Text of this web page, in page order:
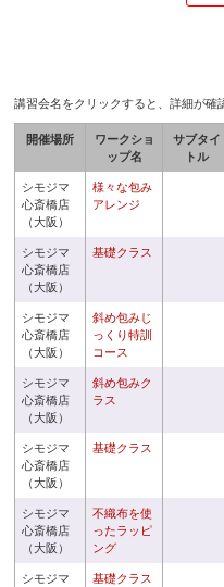
講習会名をクリックすると、詳細が確
開催場所
ワークショ
ップ名
サブタイ
トル
シモジマ
心斎橋店
（大阪）
様々な包み
アレンジ
シモジマ
心斎橋店
（大阪）
基礎クラス
シモジマ
心斎橋店
（大阪）
斜め包みじ
っくり特訓
コース
シモジマ
心斎橋店
（大阪）
斜め包みク
ラス
シモジマ
心斎橋店
（大阪）
基礎クラス
シモジマ
心斎橋店
（大阪）
不織布を使
ったラッピ
ング
シモジマ
基礎クラス